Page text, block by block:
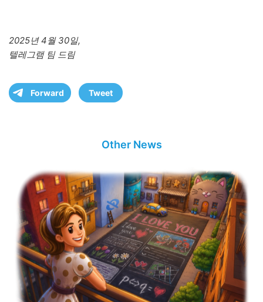
2025년 4월 30일,
텔레그램 팀 드림
Forward Tweet
Other News